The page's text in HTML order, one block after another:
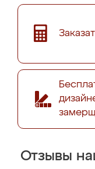
Отзывы